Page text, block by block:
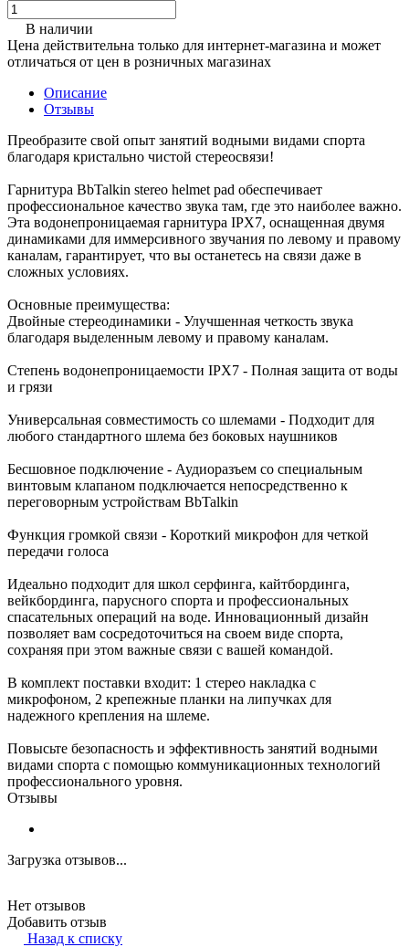
В наличии
Цена действительна только для интернет-магазина и может
отличаться от цен в розничных магазинах
Описание
Отзывы
Преобразите свой опыт занятий водными видами спорта
благодаря кристально чистой стереосвязи!
Гарнитура BbTalkin stereo helmet pad обеспечивает
профессиональное качество звука там, где это наиболее важно.
Эта водонепроницаемая гарнитура IPX7, оснащенная двумя
динамиками для иммерсивного звучания по левому и правому
каналам, гарантирует, что вы останетесь на связи даже в
сложных условиях.
Основные преимущества:
Двойные стереодинамики - Улучшенная четкость звука
благодаря выделенным левому и правому каналам.
Степень водонепроницаемости IPX7 - Полная защита от воды
и грязи
Универсальная совместимость со шлемами - Подходит для
любого стандартного шлема без боковых наушников
Бесшовное подключение - Аудиоразъем со специальным
винтовым клапаном подключается непосредственно к
переговорным устройствам BbTalkin
Функция громкой связи - Короткий микрофон для четкой
передачи голоса
Идеально подходит для школ серфинга, кайтбординга,
вейкбординга, парусного спорта и профессиональных
спасательных операций на воде. Инновационный дизайн
позволяет вам сосредоточиться на своем виде спорта,
сохраняя при этом важные связи с вашей командой.
В комплект поставки входит: 1 стерео накладка с
микрофоном, 2 крепежные планки на липучках для
надежного крепления на шлеме.
Повысьте безопасность и эффективность занятий водными
видами спорта с помощью коммуникационных технологий
профессионального уровня.
Отзывы
Загрузка отзывов...
Нет отзывов
Добавить отзыв
Назад к списку